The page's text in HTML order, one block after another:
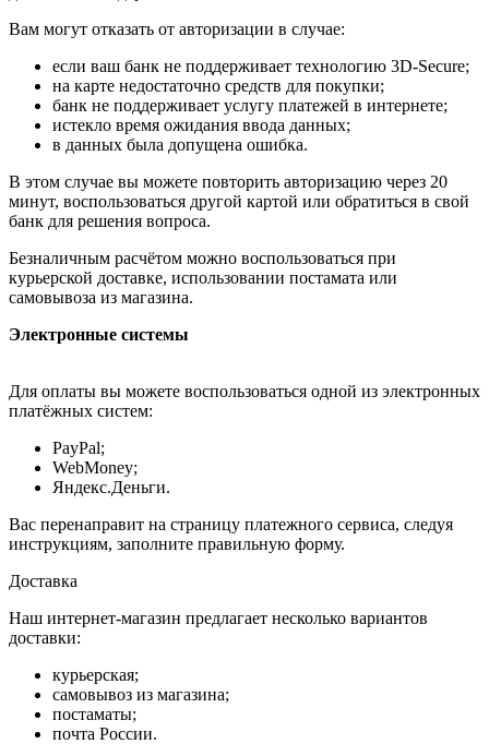
Вам могут отказать от авторизации в случае:
если ваш банк не поддерживает технологию 3D-Secure;
на карте недостаточно средств для покупки;
банк не поддерживает услугу платежей в интернете;
истекло время ожидания ввода данных;
в данных была допущена ошибка.
В этом случае вы можете повторить авторизацию через 20
минут, воспользоваться другой картой или обратиться в свой
банк для решения вопроса.
Безналичным расчётом можно воспользоваться при
курьерской доставке, использовании постамата или
самовывоза из магазина.
Электронные системы
Для оплаты вы можете воспользоваться одной из электронных
платёжных систем:
PayPal;
WebMoney;
Яндекс.Деньги.
Вас перенаправит на страницу платежного сервиса, следуя
инструкциям, заполните правильную форму.
Доставка
Наш интернет-магазин предлагает несколько вариантов
доставки:
курьерская;
самовывоз из магазина;
постаматы;
почта России.